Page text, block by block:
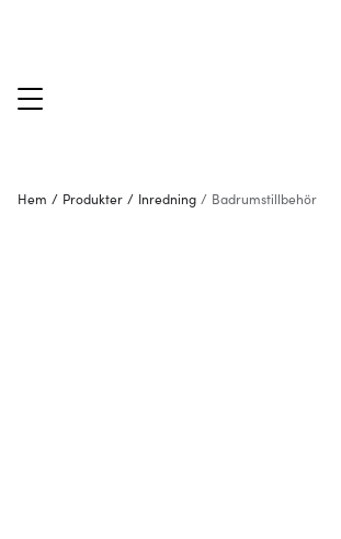
Hem / Produkter / Inredning / Badrumstillbehör